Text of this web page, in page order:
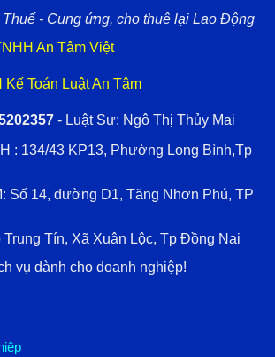
- Cung ứng, cho thuê lại Lao Động
An Tâm Việt
Toán Luật An Tâm
- Luật Sư: Ngô Thị Thủy Mai
: 134/43 KP13, Phường Long Bình,Tp
Số 14, đường D1, Tăng Nhơn Phú, TP
Trung Tín, Xã Xuân Lộc, Tp Đồng Nai
vụ dành cho doanh nghiệp!